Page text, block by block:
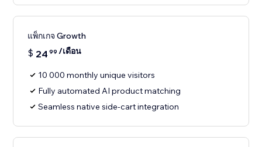
แพ็กเกจ Growth
$ 24 99 /เดือน
10 000 monthly unique visitors
Fully automated AI product matching
Seamless native side-cart integration